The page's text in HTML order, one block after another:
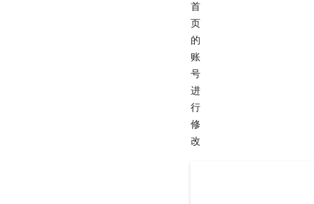
首
页
的
账
号
进
行
修
改